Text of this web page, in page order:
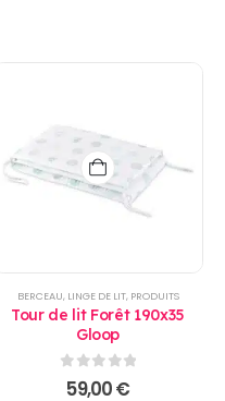
BERCEAU, LINGE DE LIT, PRODUITS
Tour de lit Forêt 190x35
Gloop
0sur 5
59,00€